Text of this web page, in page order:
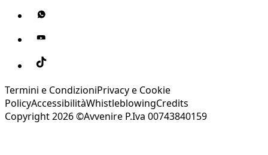
Termini e CondizioniPrivacy e Cookie
PolicyAccessibilitàWhistleblowingCredits
Copyright 2026 ©Avvenire P.Iva 00743840159